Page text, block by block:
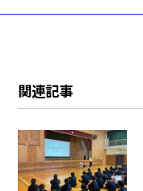
関連記事